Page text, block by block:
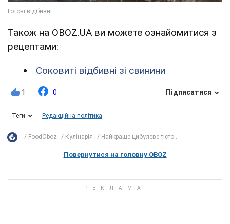
Також на OBOZ.UA ви можете ознайомитися з
рецептами:
Соковиті відбивні зі свинини
1 0 Підписатися
Теги Редакційна політика
FoodOboz Кулінарія Найкраще цибулеве тісто...
Повернутися на головну OBOZ